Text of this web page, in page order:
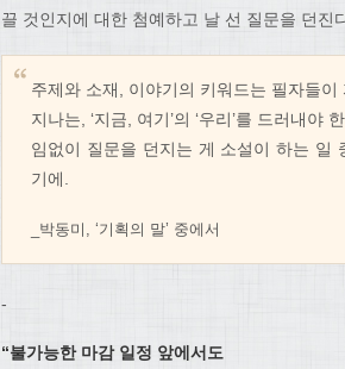
끌 것인지에 대한 첨예하고 날 선 질문을 던진
주제와 소재, 이야기의 키워드는 필자들이
지나는, ‘지금, 여기’의 ‘우리’를 드러내
임없이 질문을 던지는 게 소설이 하는 일
기에.
_박동미, ‘기획의 말’ 중에서
-
“불가능한 마감 일정 앞에서도